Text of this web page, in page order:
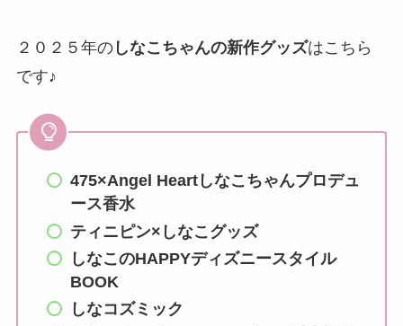
２０２５年のしなこちゃんの新作グッズはこちら
です♪
475×Angel Heartしなこちゃんプロデュ
ース香水
ティニピン×しなこグッズ
しなこのHAPPYディズニースタイル
BOOK
しなコズミック